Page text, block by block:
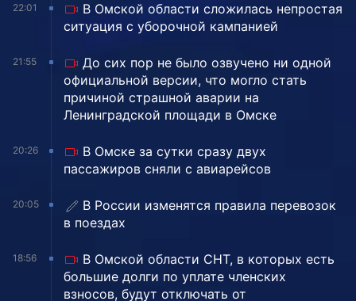
22:01
В Омской области сложилась непростая
ситуация с уборочной кампанией
21:55
До сих пор не было озвучено ни одной
официальной версии, что могло стать
причиной страшной аварии на
Ленинградской площади в Омске
20:26
В Омске за сутки сразу двух
пассажиров сняли с авиарейсов
20:05
В России изменятся правила перевозок
в поездах
18:56
В Омской области СНТ, в которых есть
большие долги по уплате членских
взносов, будут отключать от